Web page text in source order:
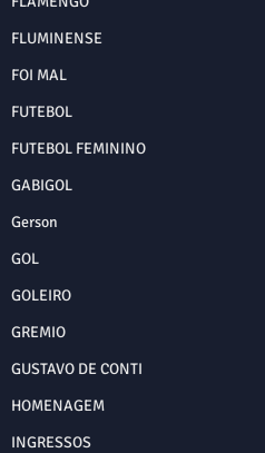
FLUMINENSE
FOI MAL
FUTEBOL
FUTEBOL FEMININO
GABIGOL
Gerson
GOL
GOLEIRO
GREMIO
GUSTAVO DE CONTI
HOMENAGEM
INGRESSOS